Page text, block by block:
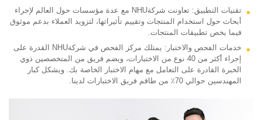
تقنيات التطبيق: تعاونت شركةNHU مع عدة مؤسسات حول العالم لإجراء
أبحاث حول استخدام المنتجات وتقييم تأثيراتها، لتزويد العملاء بدعم موثوق
فيما يخص تطبيقات المنتجات.
خدمات الفحص والاختبار: يمتلك مركز الفحص في شركةNHU القدرة على
إجراء أكثر من 40 نوع من الاختبارات، ويضم فريق من المتخصصين ذوي
الخبرة القادرة على التعامل مع مهام الاختبار الخاصة بك. ويشكل كبار
المهندسين حوالي 70٪ من طاقم فريق الاختبارات لدينا.